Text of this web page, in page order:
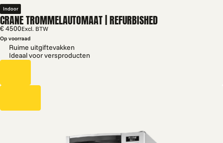
Indoor
CRANE TROMMELAUTOMAAT | REFURBISHED
€ 4500Excl. BTW
Op voorraad
Ruime uitgiftevakken
Ideaal voor versproducten